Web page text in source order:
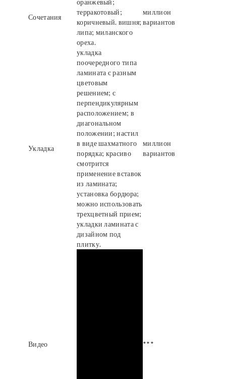
Сочетания
оранжевый;
терракотовый;
коричневый. вишня;
липа; миланского
ореха.
миллион
вариантов
Укладка
укладка
поочередного типа
ламината с разным
цветовым
решением; с
перпендикулярным
расположением; в
диагональном
положении; настил
в виде шахматного
порядка; красиво
смотрится
применение вставок
из ламината;
установка бордюра;
можно использовать
трехцветный прием;
укладки ламината с
дизайном под
плитку.
миллион
вариантов
Видео ***